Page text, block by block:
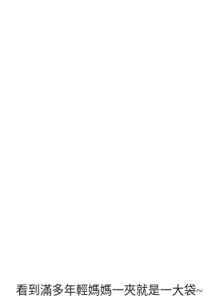
看到滿多年輕媽媽一夾就是一大袋~